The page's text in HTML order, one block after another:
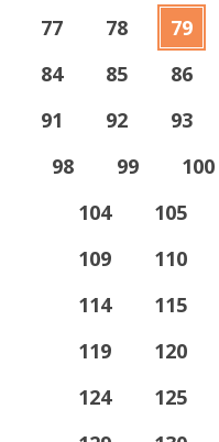
77
78 79
84
85 86
91
92 93
98
99 100
104
105
109
110
114
115
119
120
124
125